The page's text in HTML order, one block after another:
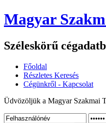
Magyar
Széleskörű
Főoldal
Részletes Keresés
Cégünkről - Kapcsolat
Üdvözöljük a Magyar Szakmai